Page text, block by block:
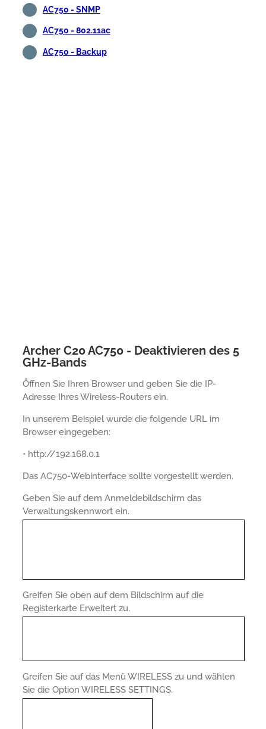
AC750 - SNMP
AC750 - 802.11ac
AC750 - Backup
Archer C20 AC750 - Deaktivieren des 5
GHz-Bands
Öffnen Sie Ihren Browser und geben Sie die IP-
Adresse Ihres Wireless-Routers ein.
In unserem Beispiel wurde die folgende URL im
Browser eingegeben:
• http://192.168.0.1
Das AC750-Webinterface sollte vorgestellt werden.
Geben Sie auf dem Anmeldebildschirm das
Verwaltungskennwort ein.
Greifen Sie oben auf dem Bildschirm auf die
Registerkarte Erweitert zu.
Greifen Sie auf das Menü WIRELESS zu und wählen
Sie die Option WIRELESS SETTINGS.